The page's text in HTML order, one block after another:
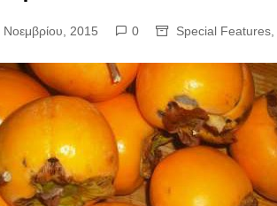
Νοεμβρίου, 2015 0 Special Features